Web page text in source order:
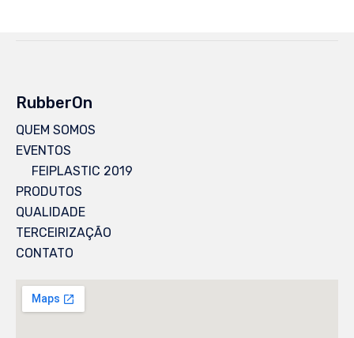
RubberOn
QUEM SOMOS
EVENTOS
FEIPLASTIC 2019
PRODUTOS
QUALIDADE
TERCEIRIZAÇÃO
CONTATO